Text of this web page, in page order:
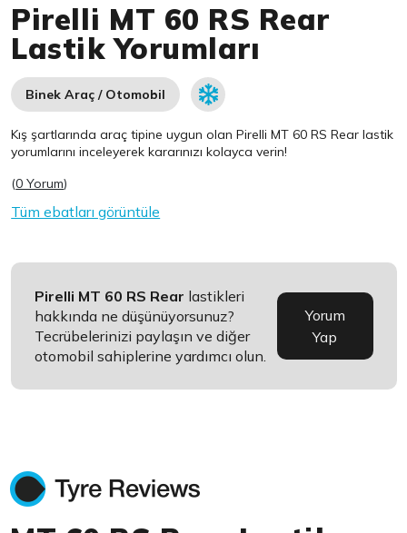
Pirelli MT 60 RS Rear
Lastik Yorumları
Binek Araç / Otomobil
Kış şartlarında araç tipine uygun olanPirelli MT 60 RS Rear lastik
yorumlarını inceleyerek kararınızı kolayca verin!
(0 Yorum)
Tüm ebatları görüntüle
Pirelli MT 60 RS Rear lastikleri
hakkında ne düşünüyorsunuz?
Tecrübelerinizi paylaşın ve diğer
otomobil sahiplerine yardımcı olun.
Yorum
Yap